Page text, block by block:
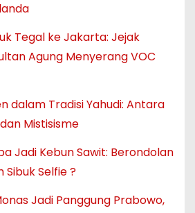
Tegal ke Jakarta: Jejak
Agung Menyerang VOC
dalam Tradisi Yahudi: Antara
Mistisisme
Jadi Kebun Sawit: Berondolan
Sibuk Selfie ?
Jadi Panggung Prabowo,